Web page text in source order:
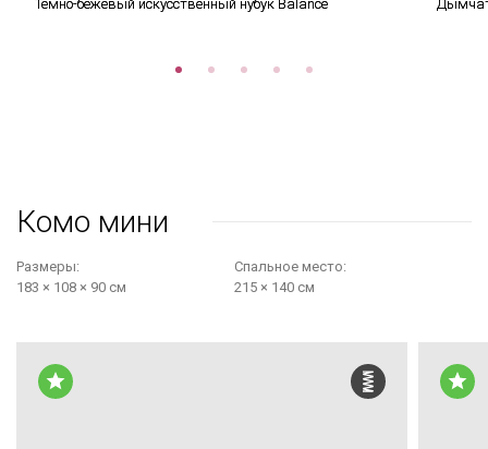
Темно-бежевый искусственный нубук Balance
Комо мини
Размеры:
183 × 108 × 90 см
Cпальное место:
215 × 140 см